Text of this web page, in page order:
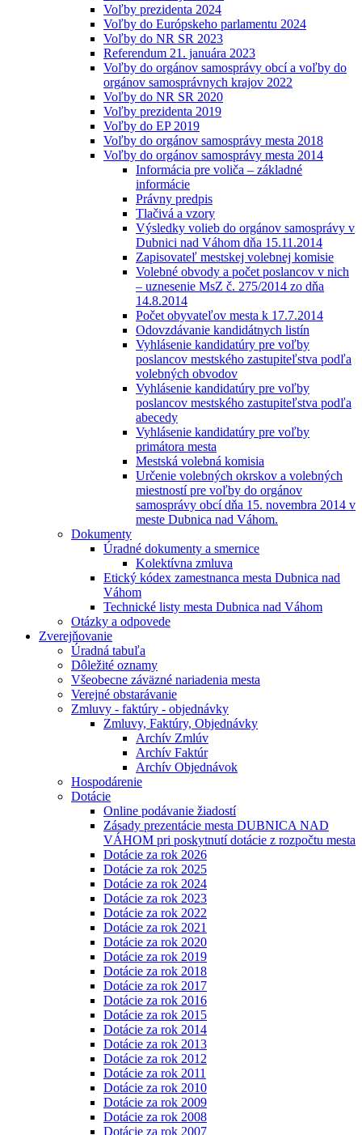
Voľby prezidenta 2024
Voľby do Európskeho parlamentu 2024
Voľby do NR SR 2023
Referendum 21. januára 2023
Voľby do orgánov samosprávy obcí a voľby do
orgánov samosprávnych krajov 2022
Voľby do NR SR 2020
Voľby prezidenta 2019
Voľby do EP 2019
Voľby do orgánov samosprávy mesta 2018
Voľby do orgánov samosprávy mesta 2014
Informácia pre voliča – základné
informácie
Právny predpis
Tlačivá a vzory
Výsledky volieb do orgánov samosprávy v
Dubnici nad Váhom dňa 15.11.2014
Zapisovateľ mestskej volebnej komisie
Volebné obvody a počet poslancov v nich
– uznesenie MsZ č. 275/2014 zo dňa
14.8.2014
Počet obyvateľov mesta k 17.7.2014
Odovzdávanie kandidátnych listín
Vyhlásenie kandidatúry pre voľby
poslancov mestského zastupiteľstva podľa
volebných obvodov
Vyhlásenie kandidatúry pre voľby
poslancov mestského zastupiteľstva podľa
abecedy
Vyhlásenie kandidatúry pre voľby
primátora mesta
Mestská volebná komisia
Určenie volebných okrskov a volebných
miestností pre voľby do orgánov
samosprávy obcí dňa 15. novembra 2014 v
meste Dubnica nad Váhom.
Dokumenty
Úradné dokumenty a smernice
Kolektívna zmluva
Etický kódex zamestnanca mesta Dubnica nad
Váhom
Technické listy mesta Dubnica nad Váhom
Otázky a odpovede
Zverejňovanie
Úradná tabuľa
Dôležité oznamy
Všeobecne záväzné nariadenia mesta
Verejné obstarávanie
Zmluvy - faktúry - objednávky
Zmluvy, Faktúry, Objednávky
Archív Zmlúv
Archív Faktúr
Archív Objednávok
Hospodárenie
Dotácie
Online podávanie žiadostí
Zásady prezentácie mesta DUBNICA NAD
VÁHOM pri poskytnutí dotácie z rozpočtu mesta
Dotácie za rok 2026
Dotácie za rok 2025
Dotácie za rok 2024
Dotácie za rok 2023
Dotácie za rok 2022
Dotácie za rok 2021
Dotácie za rok 2020
Dotácie za rok 2019
Dotácie za rok 2018
Dotácie za rok 2017
Dotácie za rok 2016
Dotácie za rok 2015
Dotácie za rok 2014
Dotácie za rok 2013
Dotácie za rok 2012
Dotácie za rok 2011
Dotácie za rok 2010
Dotácie za rok 2009
Dotácie za rok 2008
Dotácie za rok 2007